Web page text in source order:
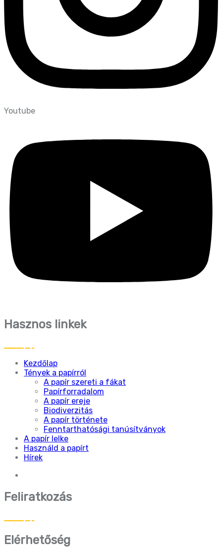
Youtube
Hasznos linkek
Kezdőlap
Tények a papírról
A papír szereti a fákat
Papírforradalom
A papír ereje
Biodiverzitás
A papír története
Fenntarthatósági tanúsítványok
A papír lelke
Használd a papírt
Hírek
Feliratkozás
Elérhetőség